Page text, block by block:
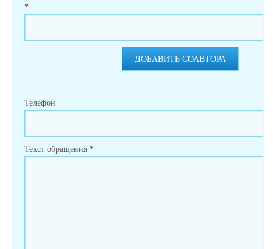
*
ДОБАВИТЬ СОАВТОРА
Телефон
Текст обращения *